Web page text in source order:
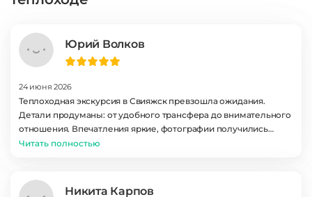
Юрий Волков
24 июня 2026
Теплоходная экскурсия в Свияжск превзошла ожидания.
Детали продуманы: от удобного трансфера до внимательного
отношения. Впечатления яркие, фотографии получились
великолепные. Отличный выбор для знакомства с регионом!
Читать полностью
Никита Карпов